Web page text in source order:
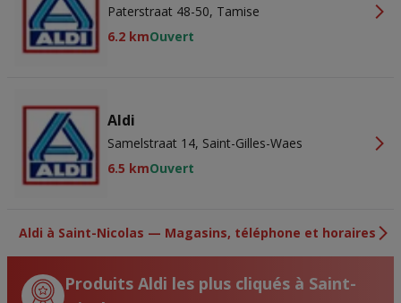
Paterstraat 48-50, Tamise
6.2 kmOuvert
Aldi
Samelstraat 14, Saint-Gilles-Waes
6.5 kmOuvert
Aldi à Saint-Nicolas — Magasins, téléphone et horaires
Produits Aldi les plus cliqués à Saint-